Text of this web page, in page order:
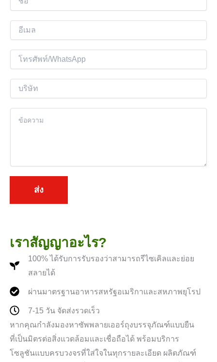
อ
เ
ม
*
ท
ร
พ
ริ
ษั
า
*
ส่ง
เราสัญญาอะไร?
100% ได้รับการรับรองว่าสามารถรีไซเคิลและย่อย
สลายได้
ผ่านมาตรฐานอาหารสหรัฐอเมริกาและสหภาพยุโรป
7-15 วัน จัดส่งรวดเร็ว
หากคุณกำลังมองหาซัพพลายเออร์ถุงบรรจุภัณฑ์แบบยืน
ที่เป็นมิตรต่อสิ่งแวดล้อมและเชื่อถือได้ พร้อมบริการ
โซลูชันแบบครบวงจรที่ใส่ใจในทุกรายละเอียด ผลิตภัณฑ์